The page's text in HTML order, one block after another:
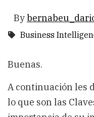
By
Business
Buenas.
A continuación les
lo que son las